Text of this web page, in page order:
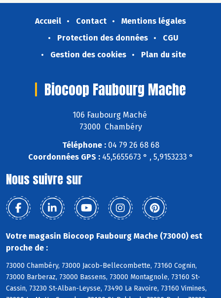
Accueil Contact
Mentions légales
Protection des données
CGU
Gestion des cookies
Plan du site
Biocoop Faubourg Mache
106 Faubourg Maché
73000 Chambéry
Téléphone :04 79 26 68 68
Coordonnées GPS :45,5655673 ° , 5,9153233 °
Nous suivre sur
Votre magasin Biocoop Faubourg Mache (73000) est
proche de :
73000 Chambéry, 73000 Jacob-Bellecombette, 73160 Cognin,
73000 Barberaz, 73000 Bassens, 73000 Montagnole, 73160 St-
Cassin, 73230 St-Alban-Leysse, 73490 La Ravoire, 73160 Vimines,